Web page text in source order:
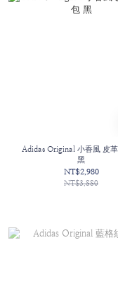
Adidas Original 小香風 皮
黑
NT$2,980
NT$3,880